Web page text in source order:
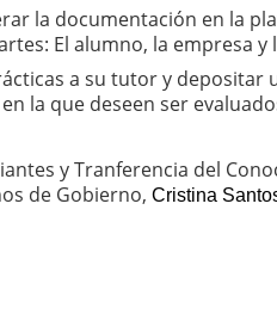
la documentación en la
El alumno, la empresa y
a su tutor y depositar
la que deseen ser
y Tranferencia del
de Gobierno, Cristina